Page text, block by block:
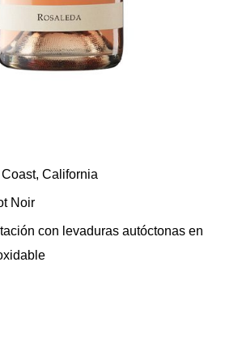
California
Noir
con levaduras autóctonas en